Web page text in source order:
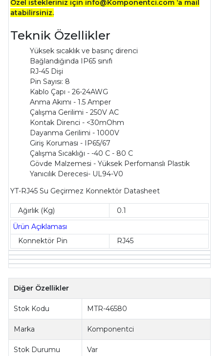
Özel istekleriniz için info@Komponentci.com ‘a mail
atabilirsiniz.
Teknik Özellikler
Yüksek sıcaklık ve basınç direnci
Bağlandığında IP65 sınıfı
RJ-45 Dişi
Pin Sayısı: 8
Kablo Çapı - 26-24AWG
Anma Akımı - 1.5 Amper
Çalışma Gerilimi - 250V AC
Kontak Direnci - <30mOhm
Dayanma Gerilimi - 1000V
Giriş Koruması - IP65/67
Çalışma Sıcaklığı - -40 C - 80 C
Gövde Malzemesi - Yüksek Perfomanslı Plastik
Yanıcılık Derecesi- UL94-V0
YT-RJ45 Su Geçirmez Konnektör Datasheet
Ağırlık (Kg)
0.1
Ürün Açıklaması
Konnektör Pin
RJ45
Diğer Özellikler
Stok Kodu MTR-46580
Marka Komponentci
Stok Durumu Var